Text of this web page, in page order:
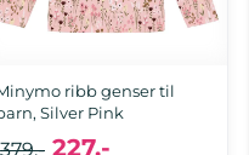
ribb genser til
Silver Pink
227,-
379,-